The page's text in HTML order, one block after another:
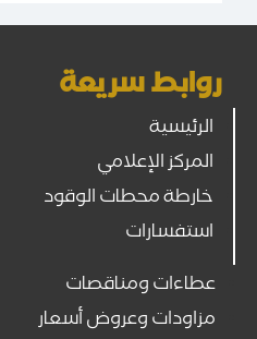
روابط سريعة
الرئيسية
المركز الإعلامي
خارطة محطات الوقود
استفسارات
عطاءات ومناقصات
مزاودات وعروض أسعار